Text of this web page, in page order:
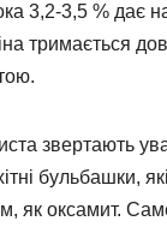
3,2-3,5 % дає
тримається
звертають
бульбашки,
як оксамит.